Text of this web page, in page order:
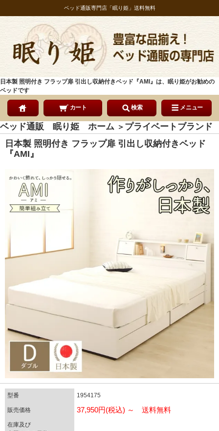
ベッド通販専門店「眠り姫」送料無料
日本製 照明付き フラップ扉 引出し収納付きベッド『AMI』は、眠り姫がお勧めの
ベッドです
カート 検索 メニュー
ベッド通販 眠り姫 ホーム ＞ プライベートブランド
日本製 照明付き フラップ扉 引出し収納付きベッド
『AMI』
型番 1954175
販売価格 37,950円(税込) ～ 送料無料
在庫及び